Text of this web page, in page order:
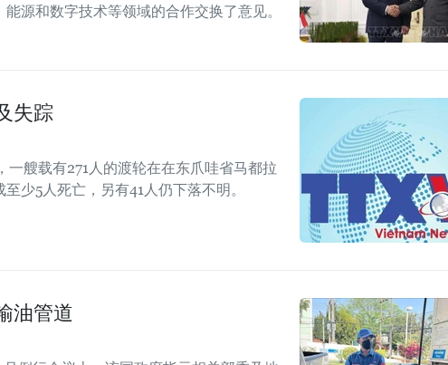
源和数字技术等领域的合作交换了意见。
失踪
艘载有271人的渡轮在在东爪哇省马都拉
少5人死亡，另有41人仍下落不明。
油管道